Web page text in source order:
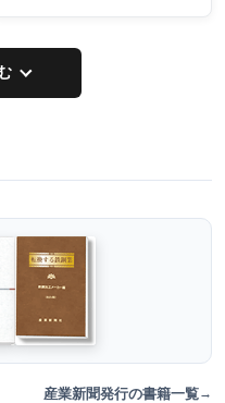
産業新聞発行の書籍一覧